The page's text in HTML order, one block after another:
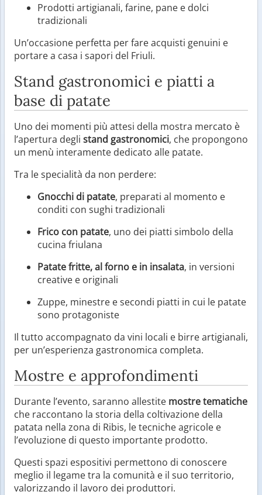
Prodotti artigianali, farine, pane e dolci
tradizionali
Un’occasione perfetta per fare acquisti genuini e
portare a casa i sapori del Friuli.
Stand gastronomici e piatti a
base di patate
Uno dei momenti più attesi della mostra mercato è
l’apertura degli stand gastronomici, che propongono
un menù interamente dedicato alle patate.
Tra le specialità da non perdere:
Gnocchi di patate, preparati al momento e
conditi con sughi tradizionali
Frico con patate, uno dei piatti simbolo della
cucina friulana
Patate fritte, al forno e in insalata, in versioni
creative e originali
Zuppe, minestre e secondi piatti in cui le patate
sono protagoniste
Il tutto accompagnato da vini locali e birre artigianali,
per un’esperienza gastronomica completa.
Mostre e approfondimenti
Durante l’evento, saranno allestite mostre tematiche
che raccontano la storia della coltivazione della
patata nella zona di Ribis, le tecniche agricole e
l’evoluzione di questo importante prodotto.
Questi spazi espositivi permettono di conoscere
meglio il legame tra la comunità e il suo territorio,
valorizzando il lavoro dei produttori.